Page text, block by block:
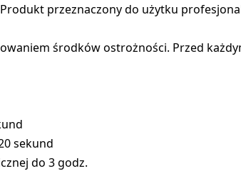
przeznaczony do użytku
środków ostrożności. Przed
sekund
do 3 godz.